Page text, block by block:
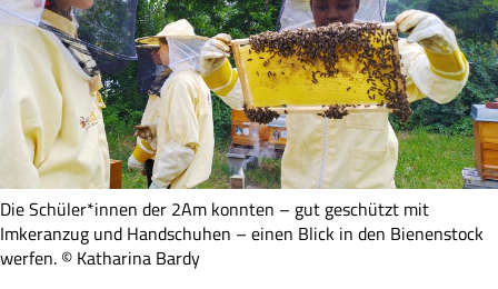
Die Schüler*innen der 2Am konnten – gut geschützt mit
Imkeranzug und Handschuhen – einen Blick in den Bienenstock
werfen. © Katharina Bardy